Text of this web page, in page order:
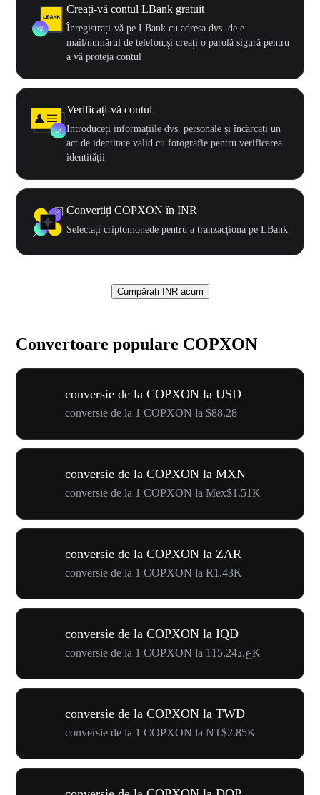
Creați-vă contul LBank gratuit
Înregistrați-vă pe LBank cu adresa dvs. de e-
mail/numărul de telefon,și creați o parolă sigură pentru
a vă proteja contul
Verificați-vă contul
Introduceți informațiile dvs. personale și încărcați un
act de identitate valid cu fotografie pentru verificarea
identității
Convertiți COPXON în INR
Selectați criptomonede pentru a tranzacționa pe LBank.
Cumpărați INR acum
Convertoare populare COPXON
conversie de la COPXON la USD
conversie de la 1 COPXON la $88.28
conversie de la COPXON la MXN
conversie de la 1 COPXON la Mex$1.51K
conversie de la COPXON la ZAR
conversie de la 1 COPXON la R1.43K
conversie de la COPXON la IQD
conversie de la 1 COPXON la ع.د115.24K
conversie de la COPXON la TWD
conversie de la 1 COPXON la NT$2.85K